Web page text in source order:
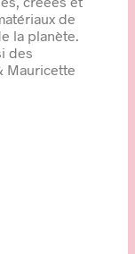
de
la planète.
des
Mauricette